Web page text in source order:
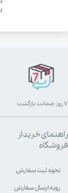
۷ روز ضمانت بازگشت
راهنمای خرید از
فروشگاه
نحوه ثبت سفارش
رویه ارسال سفارش